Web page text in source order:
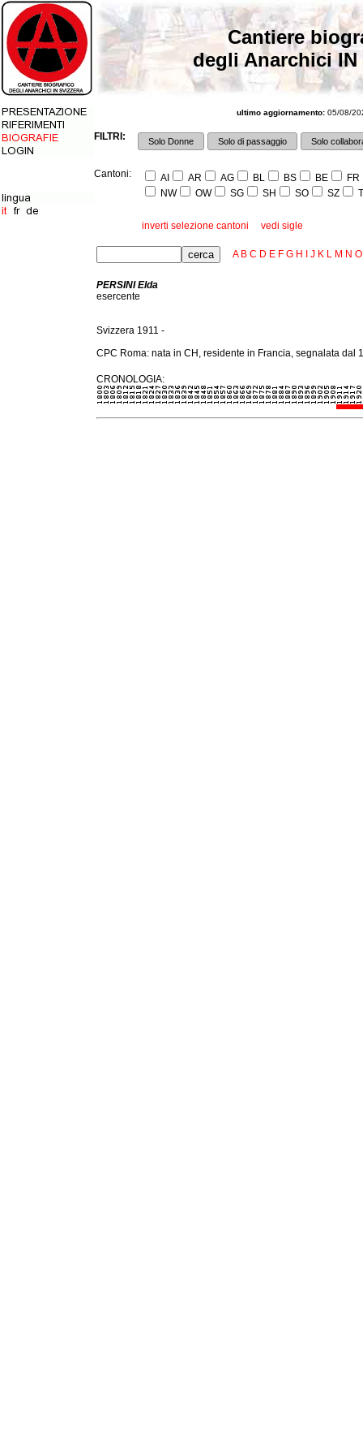
Cantiere
degli Anarchici IN
ultimo aggiornamento: 05/08/
FILTRI: Solo Donne Solo di passaggio Solo
Cantoni: AI AR AG BL BS BE
FR
NW
OW SG SH SO SZ
inverti selezione cantoni vedi sigle
A B C D E F G H J K L M N O
PERSINI Elda
esercente
Svizzera 1911 -
CPC Roma: nata in CH, residente in Francia, segnalata
CRONOLOGIA: